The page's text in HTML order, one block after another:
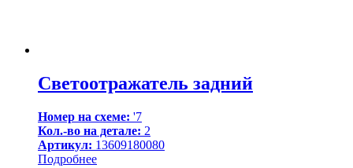
Светоотражатель задний
Номер на схеме: '7
Кол.-во на детале: 2
Артикул: 13609180080
Подробнее